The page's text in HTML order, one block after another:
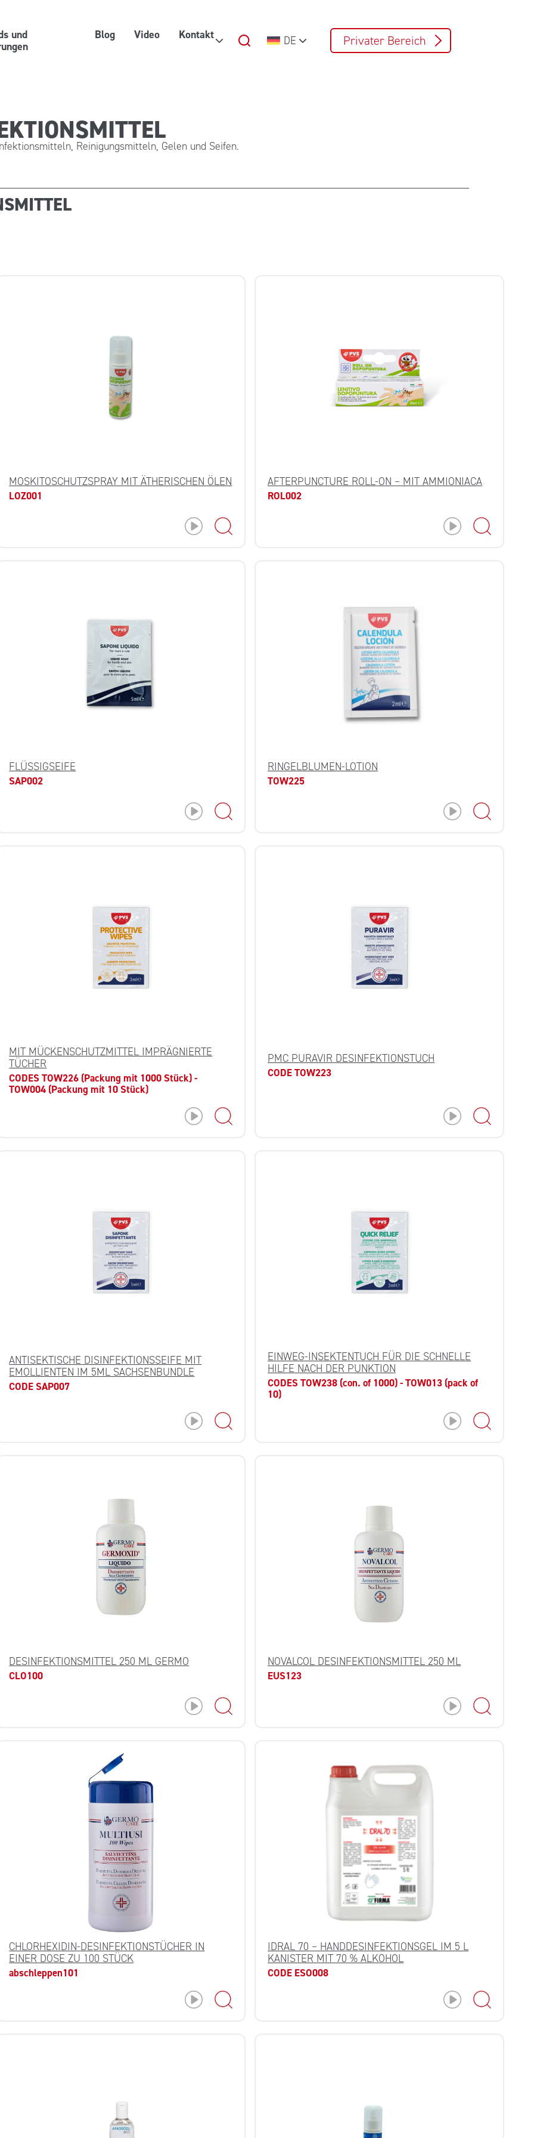
und
Blog Video Kontakt DE Privater Bereich
Reinigungsmitteln, Gelen und Seifen.
MOSKITOSCHUTZSPRAY MIT ÄTHERISCHEN ÖLEN
LOZ001
AFTERPUNCTURE ROLL-ON – MIT AMMIONIACA
ROL002
FLÜSSIGSEIFE
SAP002
RINGELBLUMEN-LOTION
TOW225
MIT MÜCKENSCHUTZMITTEL IMPRÄGNIERTE
TÜCHER
CODES TOW226 (Packung mit 1000 Stück) -
TOW004 (Packung mit 10 Stück)
PMC PURAVIR DESINFEKTIONSTUCH
CODE TOW223
ANTISEKTISCHE DISINFEKTIONSSEIFE MIT
EMOLLIENTEN IM 5ML SACHSENBUNDLE
CODE SAP007
EINWEG-INSEKTENTUCH FÜR DIE SCHNELLE
HILFE NACH DER PUNKTION
CODES TOW238 (con. of 1000) - TOW013 (pack of
10)
DESINFEKTIONSMITTEL 250 ML GERMO
CLO100
NOVALCOL DESINFEKTIONSMITTEL 250 ML
EUS123
CHLORHEXIDIN-DESINFEKTIONSTÜCHER IN
EINER DOSE ZU 100 STÜCK
abschleppen101
IDRAL 70 – HANDDESINFEKTIONSGEL IM 5 L
KANISTER MIT 70 % ALKOHOL
CODE ESO008